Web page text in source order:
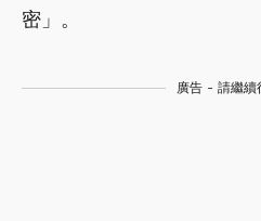
密」。
廣告 - 請繼續